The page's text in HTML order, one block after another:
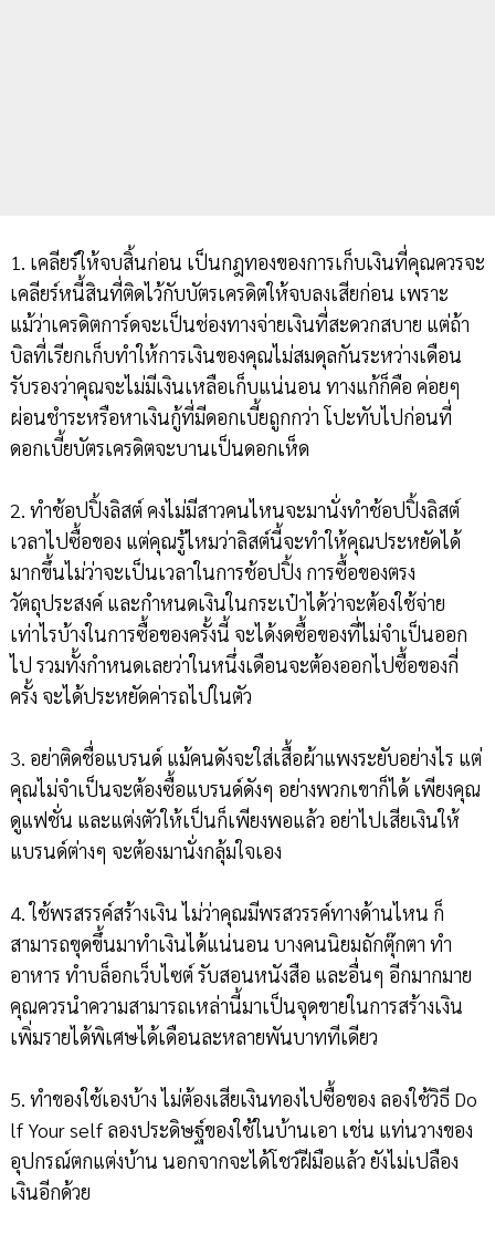
1. เคลียร์ให้จบสิ้นก่อน เป็นกฎทองของการเก็บเงินที่คุณควรจะ
เคลียร์หนี้สินที่ติดไว้กับบัตรเครดิตให้จบลงเสียก่อน เพราะ
แม้ว่าเครดิตการ์ดจะเป็นช่องทางจ่ายเงินที่สะดวกสบาย แต่ถ้า
บิลที่เรียกเก็บทำให้การเงินของคุณไม่สมดุลกันระหว่างเดือน
รับรองว่าคุณจะไม่มีเงินเหลือเก็บแน่นอน ทางแก้ก็คือ ค่อยๆ
ผ่อนชำระหรือหาเงินกู้ที่มีดอกเบี้ยถูกกว่า โปะทับไปก่อนที่
ดอกเบี้ยบัตรเครดิตจะบานเป็นดอกเห็ด
2. ทำช้อปปิ้งลิสต์ คงไม่มีสาวคนไหนจะมานั่งทำช้อปปิ้งลิสต์
เวลาไปซื้อของ แต่คุณรู้ไหมว่าลิสต์นี้จะทำให้คุณประหยัดได้
มากขึ้นไม่ว่าจะเป็นเวลาในการช้อปปิ้ง การซื้อของตรง
วัตถุประสงค์ และกำหนดเงินในกระเป๋าได้ว่าจะต้องใช้จ่าย
เท่าไรบ้างในการซื้อของครั้งนี้ จะได้งดซื้อของที่ไม่จำเป็นออก
ไป รวมทั้งกำหนดเลยว่าในหนึ่งเดือนจะต้องออกไปซื้อของกี่
ครั้ง จะได้ประหยัดค่ารถไปในตัว
3. อย่าติดชื่อแบรนด์ แม้คนดังจะใส่เสื้อผ้าแพงระยับอย่างไร แต่
คุณไม่จำเป็นจะต้องซื้อแบรนด์ดังๆ อย่างพวกเขาก็ได้ เพียงคุณ
ดูแฟชั่น และแต่งตัวให้เป็นก็เพียงพอแล้ว อย่าไปเสียเงินให้
แบรนด์ต่างๆ จะต้องมานั่งกลุ้มใจเอง
4. ใช้พรสรรค์สร้างเงิน ไม่ว่าคุณมีพรสวรรค์ทางด้านไหน ก็
สามารถขุดขึ้นมาทำเงินได้แน่นอน บางคนนิยมถักตุ๊กตา ทำ
อาหาร ทำบล็อกเว็บไซต์ รับสอนหนังสือ และอื่นๆ อีกมากมาย
คุณควรนำความสามารถเหล่านี้มาเป็นจุดขายในการสร้างเงิน
เพิ่มรายได้พิเศษได้เดือนละหลายพันบาททีเดียว
5. ทำของใช้เองบ้าง ไม่ต้องเสียเงินทองไปซื้อของ ลองใช้วิธี Do
lf Your self ลองประดิษฐ์ของใช้ในบ้านเอา เช่น แท่นวางของ
อุปกรณ์ตกแต่งบ้าน นอกจากจะได้โชว์ฝีมือแล้ว ยังไม่เปลือง
เงินอีกด้วย